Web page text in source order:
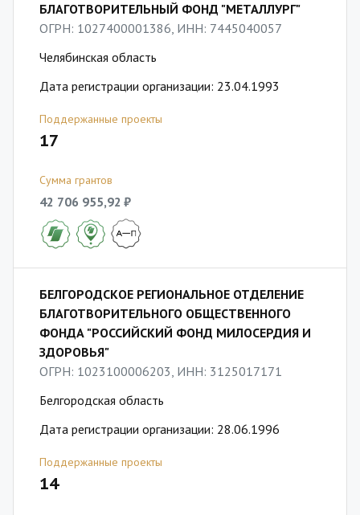
БЛАГОТВОРИТЕЛЬНЫЙ ФОНД "МЕТАЛЛУРГ"
ОГРН: 1027400001386, ИНН: 7445040057
Челябинская область
Дата регистрации организации: 23.04.1993
Поддержанные проекты
17
Сумма грантов
42 706 955,92 ₽
БЕЛГОРОДСКОЕ РЕГИОНАЛЬНОЕ ОТДЕЛЕНИЕ
БЛАГОТВОРИТЕЛЬНОГО ОБЩЕСТВЕННОГО
ФОНДА "РОССИЙСКИЙ ФОНД МИЛОСЕРДИЯ И
ЗДОРОВЬЯ"
ОГРН: 1023100006203, ИНН: 3125017171
Белгородская область
Дата регистрации организации: 28.06.1996
Поддержанные проекты
14